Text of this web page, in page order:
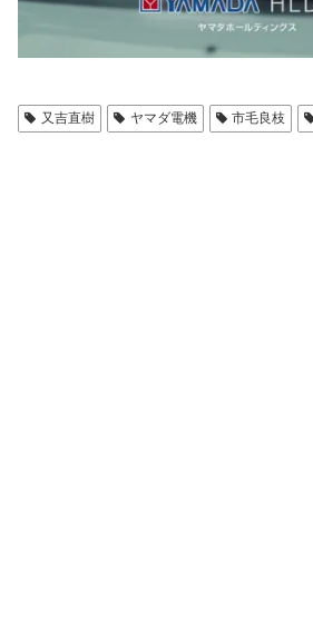
⼜吉直樹 ヤマダ電機 市毛良枝